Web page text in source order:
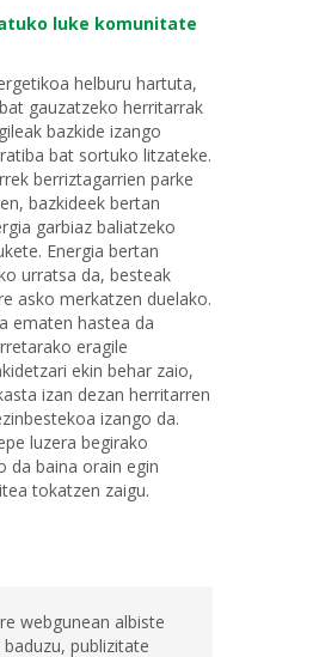
luke komunitate
helburu hartuta,
gauzatzeko herritarrak
bazkide izango
bat sortuko litzateke.
berriztagarrien parke
bazkideek bertan
garbiaz baliatzeko
Energia bertan
urratsa da, besteak
asko merkatzen duelako.
ematen hastea da
eragile
ekin behar zaio,
izan dezan herritarren
izango da.
luzera begirako
da baina orain egin
tokatzen zaigu.
webgunean albiste
publizitate